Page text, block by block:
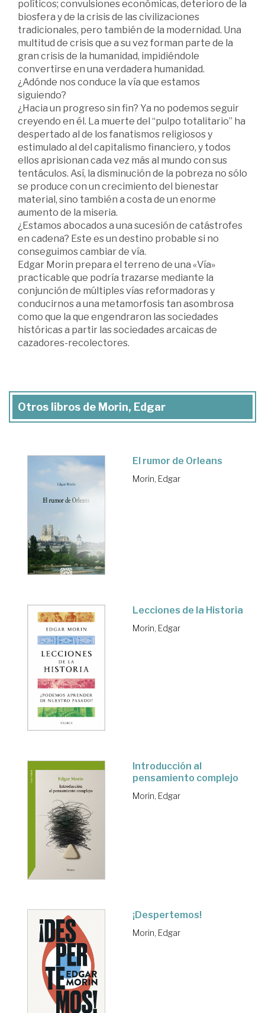
políticos; convulsiones económicas, deterioro de la
biosfera y de la crisis de las civilizaciones
tradicionales, pero también de la modernidad. Una
multitud de crisis que a su vez forman parte de la
gran crisis de la humanidad, impidiéndole
convertirse en una verdadera humanidad.
¿Adónde nos conduce la vía que estamos
siguiendo?
¿Hacia un progreso sin fin? Ya no podemos seguir
creyendo en él. La muerte del “pulpo totalitario” ha
despertado al de los fanatismos religiosos y
estimulado al del capitalismo financiero, y todos
ellos aprisionan cada vez más al mundo con sus
tentáculos. Así, la disminución de la pobreza no sólo
se produce con un crecimiento del bienestar
material, sino también a costa de un enorme
aumento de la miseria.
¿Estamos abocados a una sucesión de catástrofes
en cadena? Este es un destino probable si no
conseguimos cambiar de vía.
Edgar Morin prepara el terreno de una «Vía»
practicable que podría trazarse mediante la
conjunción de múltiples vías reformadoras y
conducirnos a una metamorfosis tan asombrosa
como que la que engendraron las sociedades
históricas a partir las sociedades arcaicas de
cazadores-recolectores.
Otros libros de Morin, Edgar
El rumor de Orleans
Morin, Edgar
Lecciones de la Historia
Morin, Edgar
Introducción al
pensamiento complejo
Morin, Edgar
¡Despertemos!
Morin, Edgar